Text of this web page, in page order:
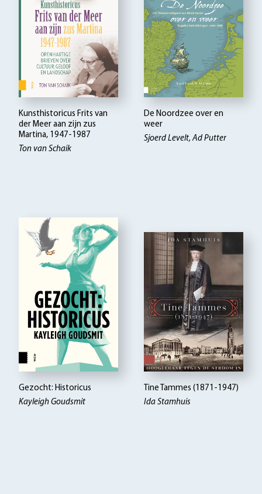
Kunsthistoricus Frits van
der Meer aan zijn zus
Martina, 1947-1987
Ton van Schaik
De Noordzee over en
weer
Sjoerd Levelt, Ad Putter
Gezocht: Historicus
Kayleigh Goudsmit
Tine Tammes (1871-1947)
Ida Stamhuis